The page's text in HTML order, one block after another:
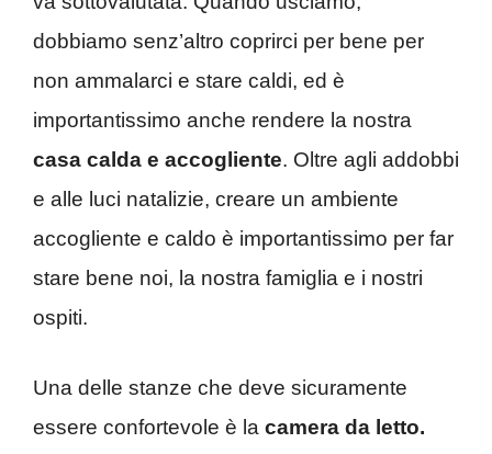
dobbiamo senz’altro coprirci per bene per
non ammalarci e stare caldi, ed è
importantissimo anche rendere la nostra
casa calda e accogliente. Oltre agli addobbi
e alle luci natalizie, creare un ambiente
accogliente e caldo è importantissimo per far
stare bene noi, la nostra famiglia e i nostri
ospiti.
Una delle stanze che deve sicuramente
essere confortevole è la camera da letto.